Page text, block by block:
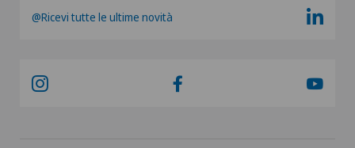
Chirurgia della spalla
@Ricevi tutte le ultime novità